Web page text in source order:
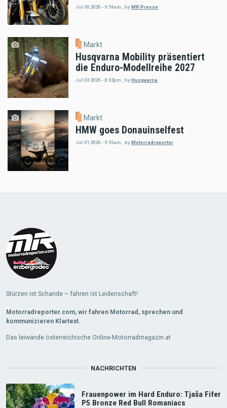
Jul 06 2026 - 9:54am , byMR Presse
Markt
Husqvarna Mobility präsentiert
die Enduro-Modellreihe 2027
Jul 03 2026 - 8:32pm byHusqvarna
Markt
HMW goes Donauinselfest
Jul 01 2026 - 9:55am byMotorradreporter
Stürzen ist Schande – fahren ist Leidenschaft!
Motorradreporter.com, wir fahren Motorrad, sprechen und
kommunizieren Klartext.
Das leiwande österreichische Online-Motorradmagazin.at
NACHRICHTEN
Frauenpower im Hard Enduro: Tjaša Fifer
P5 Bronze Red Bull Romaniacs